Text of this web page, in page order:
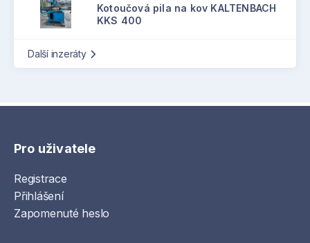
Kotoučová pila na kov KALTENBACH
KKS 400
Další inzeráty
Pro uživatele
Registrace
Přihlášení
Zapomenuté heslo